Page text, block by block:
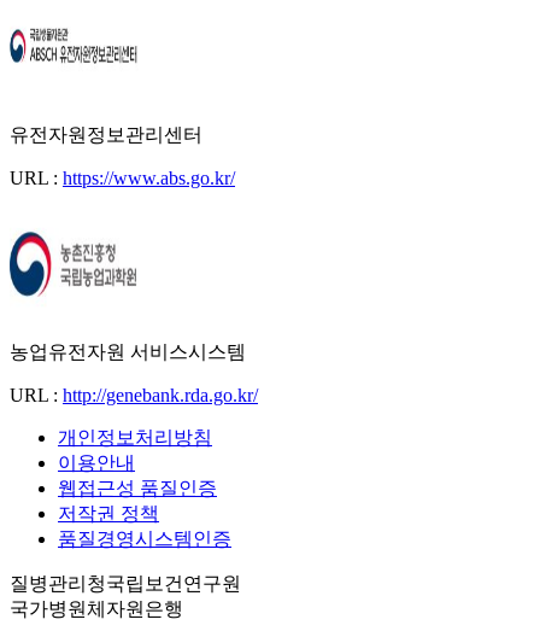
유전자원정보관리센터
URL : https://www.abs.go.kr/
농업유전자원 서비스시스템
URL : http://genebank.rda.go.kr/
개인정보처리방침
이용안내
웹접근성 품질인증
저작권 정책
품질경영시스템인증
질병관리청국립보건연구원
국가병원체자원은행